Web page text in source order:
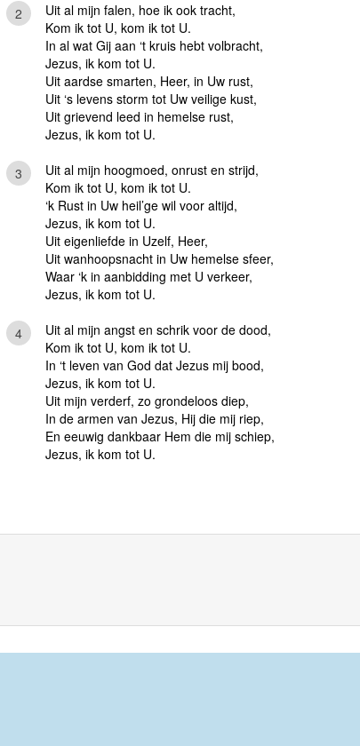
2
Uit al mijn falen, hoe ik ook tracht,
Kom ik tot U, kom ik tot U.
In al wat Gij aan ‘t kruis hebt volbracht,
Jezus, ik kom tot U.
Uit aardse smarten, Heer, in Uw rust,
Uit ‘s levens storm tot Uw veilige kust,
Uit grievend leed in hemelse rust,
Jezus, ik kom tot U.
3
Uit al mijn hoogmoed, onrust en strijd,
Kom ik tot U, kom ik tot U.
‘k Rust in Uw heil’ge wil voor altijd,
Jezus, ik kom tot U.
Uit eigenliefde in Uzelf, Heer,
Uit wanhoopsnacht in Uw hemelse sfeer,
Waar ‘k in aanbidding met U verkeer,
Jezus, ik kom tot U.
4
Uit al mijn angst en schrik voor de dood,
Kom ik tot U, kom ik tot U.
In ‘t leven van God dat Jezus mij bood,
Jezus, ik kom tot U.
Uit mijn verderf, zo grondeloos diep,
In de armen van Jezus, Hij die mij riep,
En eeuwig dankbaar Hem die mij schiep,
Jezus, ik kom tot U.